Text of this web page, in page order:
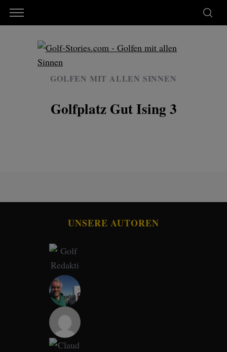
GOLFEN MIT ALLEN SINNEN
Golfplatz Gut Ising 3
UNSERE AUTOREN